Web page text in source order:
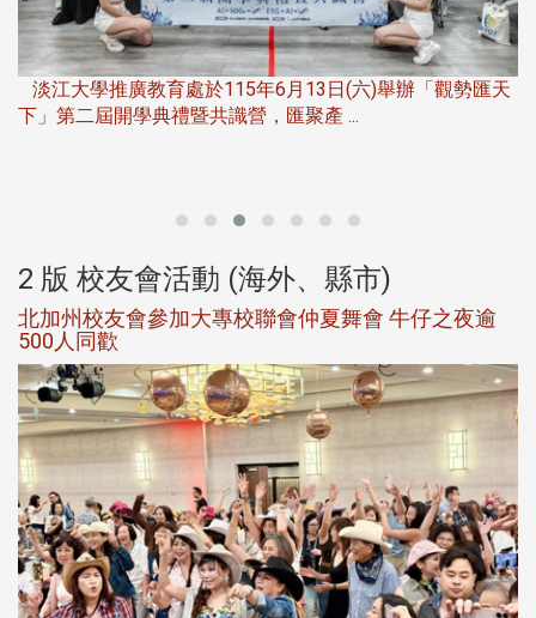
淡江大學推廣教育處於115年6月13日(六)舉辦「觀勢匯天
下」第二屆開學典禮暨共識營，匯聚產 ...
2 版 校友會活動 (海外、縣市)
北加州校友會參加大專校聯會仲夏舞會 牛仔之夜逾
500人同歡